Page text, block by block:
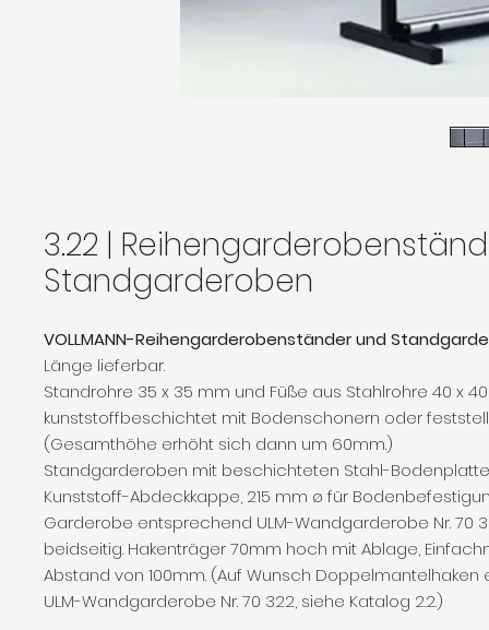
3.22 |
Standgarderoben
VOLLMANN-Reihengarderobenständer und
Länge lieferbar.
Standrohre 35 x 35 mm und Füße aus Stahlrohre 40 x
kunststoffbeschichtet mit Bodenschonern oder
(Gesamthöhe erhöht sich dann um 60mm.)
Standgarderoben mit beschichteten Stahl-
Kunststoff-Abdeckkappe, 215 mm ø für
Garderobe entsprechend ULM-Wandgarderobe Nr. 70
beidseitig. Hakenträger 70mm hoch mit Ablage,
Abstand von 100mm. (Auf Wunsch
ULM-Wandgarderobe Nr. 70 322, siehe Katalog 2.2.)